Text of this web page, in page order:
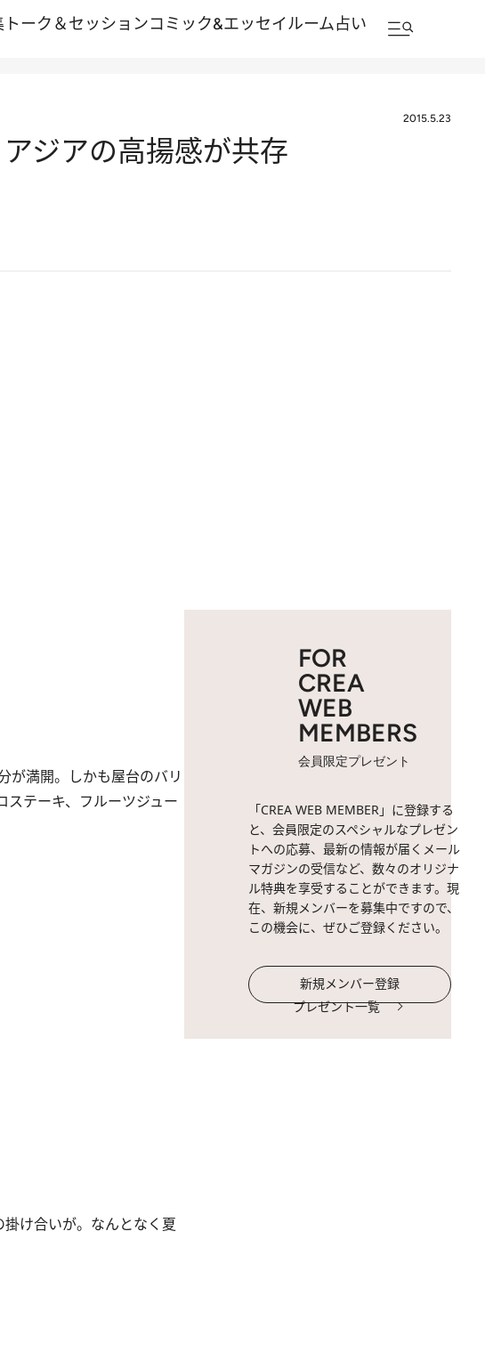
トーク＆セッションコミック&エッセイルーム占い
2015.5.23
ジアの高揚感が共存
が満開。しかも屋台のバリ
テーキ、フルーツジュー
け合いが。なんとなく夏
FOR
CREA
WEB
MEMBERS
会員限定プレゼント
「CREA WEB MEMBER」に登録する
と、会員限定のスペシャルなプレゼン
トへの応募、最新の情報が届くメール
マガジンの受信など、数々のオリジナ
ル特典を享受することができます。現
在、新規メンバーを募集中ですので、
この機会に、ぜひご登録ください。
新規メンバー登録
プレゼント一覧